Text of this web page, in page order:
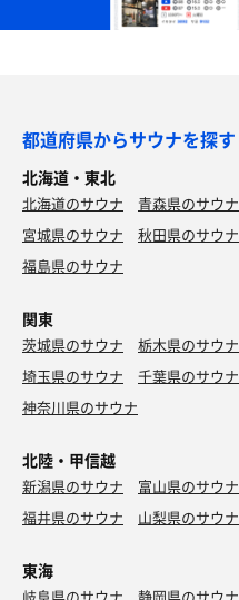
都道府県からサウナを探す
北海道・東北
北海道のサウナ 青森県のサウナ
宮城県のサウナ
秋田県のサウナ
福島県のサウナ
関東
茨城県のサウナ 栃木県のサウナ
埼玉県のサウナ
千葉県のサウナ
神奈川県のサウナ
北陸・甲信越
新潟県のサウナ 富山県のサウナ
福井県のサウナ
山梨県のサウナ
東海